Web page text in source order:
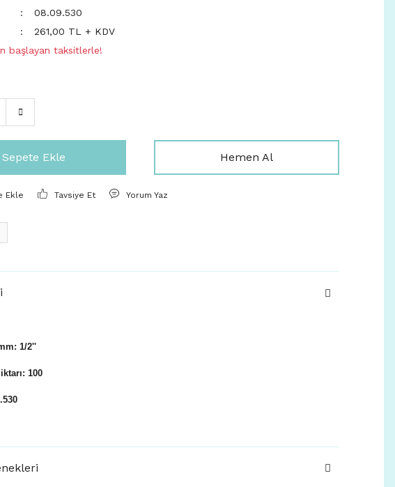
08.09.530
261,00 TL + KDV
başlayan taksitlerle!
Sepete Ekle Hemen Al
Tavsiye Et Yorum Yaz
1/2''
100